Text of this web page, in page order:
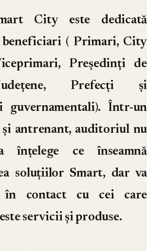
Cityeste dedicată
( Primari, City
Președinți de
Prefecți și
guvernamentali). Într-un
și antrenant, auditoriul nu
înțelege ce înseamnă
soluțiilor Smart, dar va
în contact cu cei care
servicii și produse.